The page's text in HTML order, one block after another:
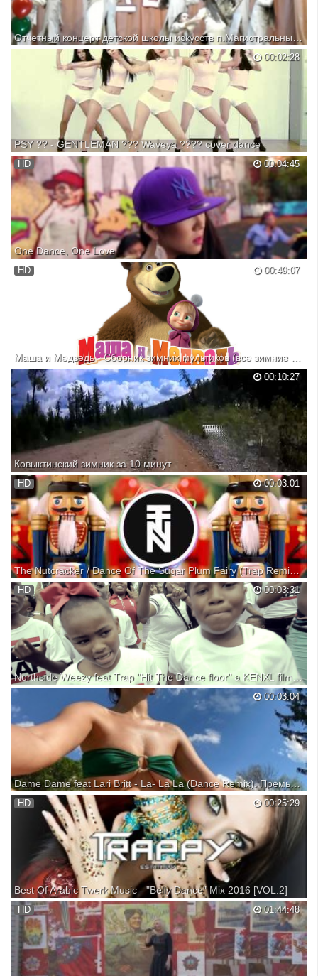
Отчетный концерт детской школы искусств п.Магистральный - 25.04.2015г.
Детский образцовый танцевальный ансамбль - РАДУГА 00:02:28
PSY ?? - GENTLEMAN ??? Waveya ???? cover dance
korean dance group Waveya ! 00:04:45
HD
One Dance, One Love
The song is used for inspiration and education :) No copyright
infringement intended. История любви в стиле дэнсхолл на улицах
00:49:07
HD
Качай премьеру 53 серии в AppStore: https://goo.gl/hyRQNx Маша и
Медведь - Сборник зимних серий (HD), 2014 год До весны не
будить!, Раз, два, три! Ёлочка, гори!, Следы невиданных зверей,
Праздник на льду, Лыжню!, Один дома, Когда все дома. ...
00:10:27
Ковыктинский зимник за 10 минут
Иркутская область, дорога Жигалово - Магистральный. 250
километров за 10 минут, время московское. Старт западнее села
Чикан, финиш - АвтоБАМ, переезд через БАМ у поселка
Окунайский. Использованы песни: "Дорожная" Гарика Сукачева и
"От любви...
00:03:01
HD
The Nutcracker / Dance Of The Sugar Plum Fairy (Trap Remix) Специально для Kirenga-smi
The Nutcracker / Dance Of The Sugar Plum Fairy (Trap Remix) Get it
now: http://bit.ly/2g0dGa4 Subscribe: http://smarturl.it/TN Listen on
Spotify http://smarturl.it/TCSPOTIFY Follow us on Instagram
http://smarturl.it/TCIG Follow Sleet https:...
00:03:31
HD
Northside Weezy feat Trap "Hit The Dance floor" a KENXL film (Official Video)
Download Jealousy Hurts 2 Mixtape here: 00:03:04
Dame Dame feat Lari Britt - La- La La (Dance Remix). Премьера видео клипа. Новинка 2021.
Новый музыкальный ремикс от популярного Ди-джея Lari Britt.
Супер мега хит 2021 года. Современная музыка для танцевальной
вечеринки, кафе, ресторана, дома или авто.
00:25:29
HD
Best Of Arabic Twerk Music - "Belly Dance" Mix 2016 [VOL.2]
►DO NOT FORGET TO SUBSCRIBE AND SHARE! :D
••••••••••••••••••••••••••••••••••••••••­­­­­­­­­­­­•••••••••••••••••••••••••••••­•­•­•­•­•­•­
••••••••••••• ►Subscribe: https://goo.gl/Dx4eQz ►Facebook:
https://goo.gl/1pOIX3 •••••••••••••••••••••••...
01:44:48
HD